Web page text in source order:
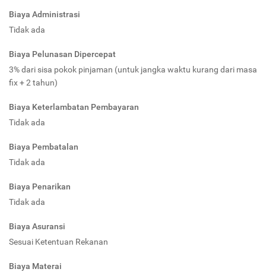
Biaya Administrasi
Tidak ada
Biaya Pelunasan Dipercepat
3% dari sisa pokok pinjaman (untuk jangka waktu kurang dari masa
fix + 2 tahun)
Biaya Keterlambatan Pembayaran
Tidak ada
Biaya Pembatalan
Tidak ada
Biaya Penarikan
Tidak ada
Biaya Asuransi
Sesuai Ketentuan Rekanan
Biaya Materai